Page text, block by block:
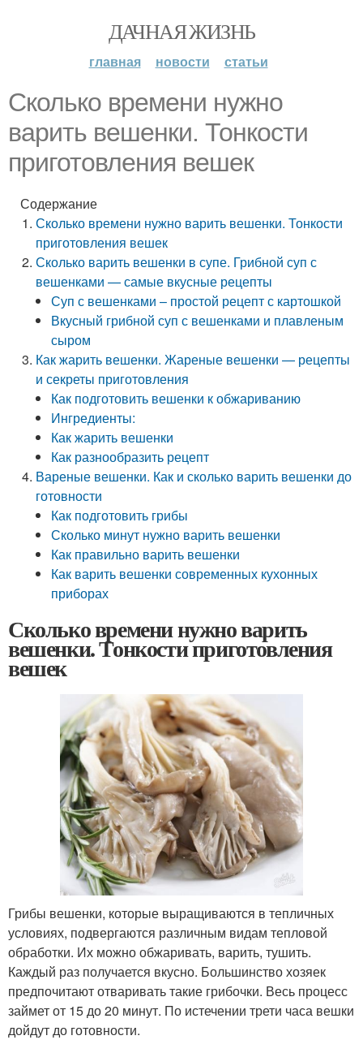
ДАЧНАЯ ЖИЗНЬ
главная новости статьи
Сколько времени нужно
варить вешенки. Тонкости
приготовления вешек
Содержание
Сколько времени нужно варить вешенки. Тонкости
приготовления вешек
Сколько варить вешенки в супе. Грибной суп с
вешенками — самые вкусные рецепты
Суп с вешенками – простой рецепт с картошкой
Вкусный грибной суп с вешенками и плавленым
сыром
Как жарить вешенки. Жареные вешенки — рецепты
и секреты приготовления
Как подготовить вешенки к обжариванию
Ингредиенты:
Как жарить вешенки
Как разнообразить рецепт
Вареные вешенки. Как и сколько варить вешенки до
готовности
Как подготовить грибы
Сколько минут нужно варить вешенки
Как правильно варить вешенки
Как варить вешенки современных кухонных
приборах
Сколько времени нужно варить
вешенки. Тонкости приготовления
вешек
Грибы вешенки, которые выращиваются в тепличных
условиях, подвергаются различным видам тепловой
обработки. Их можно обжаривать, варить, тушить.
Каждый раз получается вкусно. Большинство хозяек
предпочитают отваривать такие грибочки. Весь процесс
займет от 15 до 20 минут. По истечении трети часа вешки
дойдут до готовности.